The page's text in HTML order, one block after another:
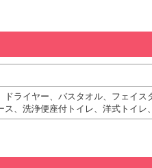
ライヤー、バスタオル、フェイス
、洗浄便座付トイレ、洋式トイレ